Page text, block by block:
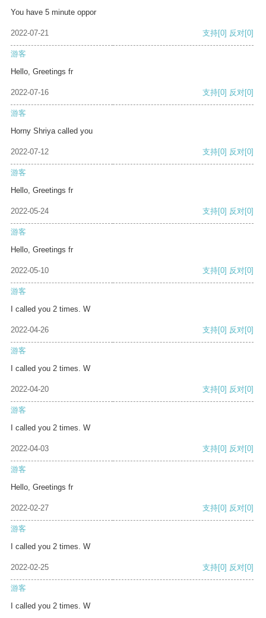
You have 5 minute oppor
2022-07-21 支持[0] 反对[0]
游客
Hello, Greetings fr
2022-07-16 支持[0] 反对[0]
游客
Horny Shriya called you
2022-07-12 支持[0] 反对[0]
游客
Hello, Greetings fr
2022-05-24 支持[0] 反对[0]
游客
Hello, Greetings fr
2022-05-10 支持[0] 反对[0]
游客
I called you 2 times. W
2022-04-26 支持[0] 反对[0]
游客
I called you 2 times. W
2022-04-20 支持[0] 反对[0]
游客
I called you 2 times. W
2022-04-03 支持[0] 反对[0]
游客
Hello, Greetings fr
2022-02-27 支持[0] 反对[0]
游客
I called you 2 times. W
2022-02-25 支持[0] 反对[0]
游客
I called you 2 times. W